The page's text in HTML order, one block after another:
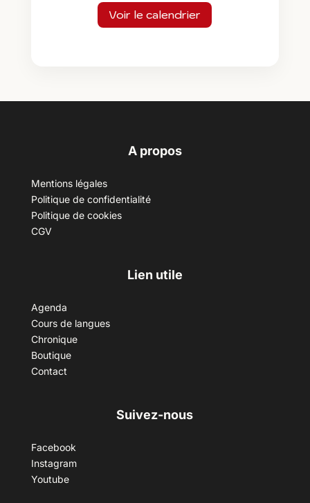
Voir le calendrier
A propos
Mentions légales
Politique de confidentialité
Politique de cookies
CGV
Lien utile
Agenda
Cours de langues
Chronique
Boutique
Contact
Suivez-nous
Facebook
Instagram
Youtube